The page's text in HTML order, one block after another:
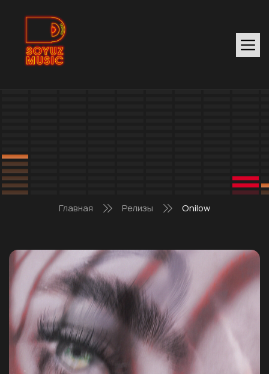
Главная Релизы Onilow